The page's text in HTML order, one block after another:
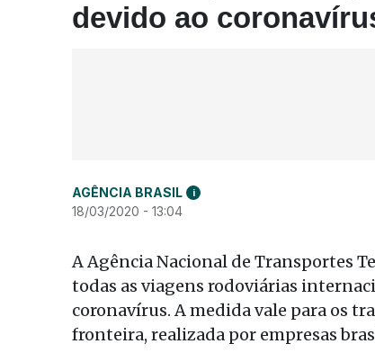
devido ao
AGÊNCIA BRASIL i
18/03/2020 - 13:04
A Agência Nacional de Transportes
todas as viagens rodoviárias
coronavírus. A medida vale para os
fronteira, realizada por empresas